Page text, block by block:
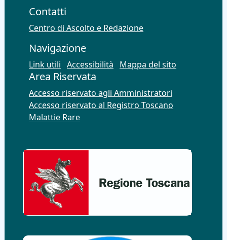
Contatti
Centro di Ascolto e Redazione
Navigazione
Link utili Accessibilità Mappa del sito
Area Riservata
Accesso riservato agli Amministratori
Accesso riservato al Registro Toscano
Malattie Rare